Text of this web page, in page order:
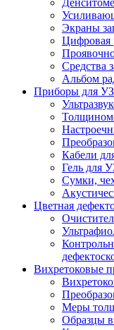
Экраны
Цифровая
Средства
Альбом
Приборы для
Кабели
Гель для
Сумки,
Цветная
Вихретоковые
Меры
Образцы